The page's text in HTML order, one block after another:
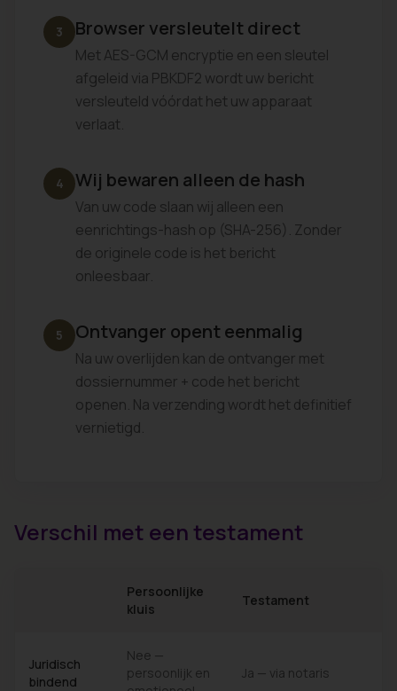
3 Browser versleutelt direct
Met AES-GCM encryptie en een sleutel
afgeleid via PBKDF2 wordt uw bericht
versleuteld vóórdat het uw apparaat
verlaat.
4 Wij bewaren alleen de hash
Van uw code slaan wij alleen een
eenrichtings-hash op (SHA-256). Zonder
de originele code is het bericht
onleesbaar.
5 Ontvanger opent eenmalig
Na uw overlijden kan de ontvanger met
dossiernummer + code het bericht
openen. Na verzending wordt het definitief
vernietigd.
Verschil met een testament
Persoonlijke
kluis
Testament
Juridisch
bindend
Nee —
persoonlijk en
Ja — via notaris